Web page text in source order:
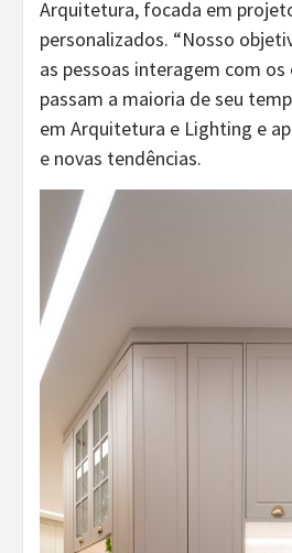
Arquitetura, focada em
personalizados. “Nosso
as pessoas interagem com os
passam a maioria de seu
em Arquitetura e Lighting e
e novas tendências.